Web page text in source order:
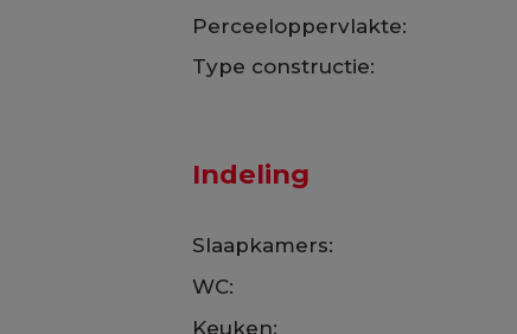
Perceeloppervlakte:
Type constructie:
Indeling
Slaapkamers:
WC:
Keuken: